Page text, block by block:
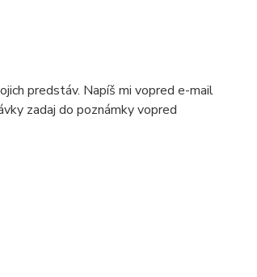
predstáv. Napíš mi vopred e-mail
zadaj do poznámky vopred